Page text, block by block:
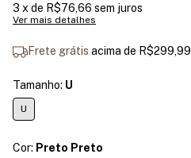
3 x de R$76,66 sem juros
Ver mais detalhes
Frete grátis acima de R$299,99
Tamanho: U
U
Cor: Preto Preto